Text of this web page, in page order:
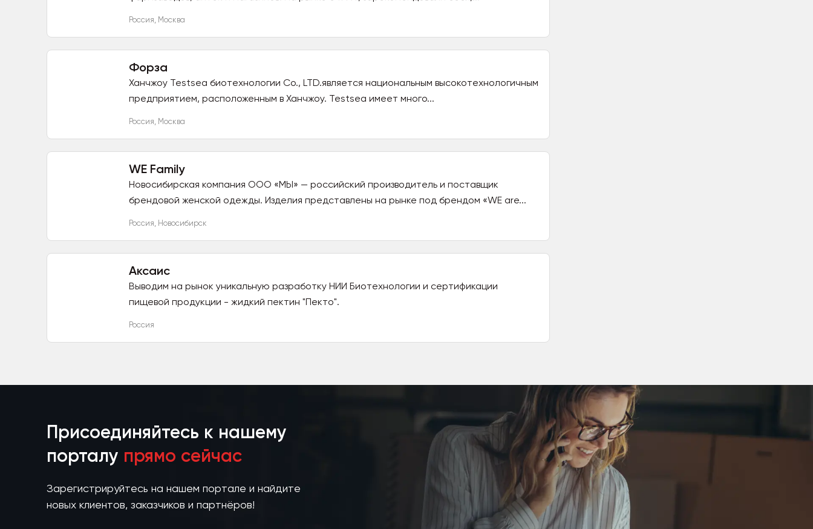
Россия, Москва
Форза
Ханчжоу Testsea биотехнологии Co., LTD.является национальным высокотехнологичным
предприятием, расположенным в Ханчжоу. Testsea имеет много...
Россия, Москва
WE Family
Новосибирская компания ООО «МЫ» — российский производитель и поставщик
брендовой женской одежды. Изделия представлены на рынке под брендом «WE are...
Россия, Новосибирск
Аксаис
Выводим на рынок уникальную разработку НИИ Биотехнологии и сертификации
пищевой продукции - жидкий пектин "Пекто".
Россия
Присоединяйтесь к нашему
порталу прямо сейчас
Зарегистрируйтесь на нашем портале и найдите
новых клиентов, заказчиков и партнёров!